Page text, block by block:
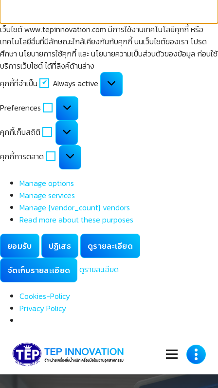
เว็บไซต์ www.tepinnovation.com มีการใช้งานเทคโนโลยีคุกกี้ หรือ
เทคโนโลยีอื่นที่มีลักษณะใกล้เคียงกันกับคุกกี้ บนเว็บไซต์ของเรา โปรด
ศึกษา นโยบายการใช้คุกกี้ และ นโยบายความเป็นส่วนตัวของข้อมูล ก่อนใช้
บริการเว็บไซต์ ได้ที่ลิงค์ด้านล่าง
คุกกี้ที่จำเป็น
ที่
จำเป็น
Always active
Preferences Preferences
คุกกี้เก็บสถิติ
คุกกี้
เก็บ
สถิติ
คุกกี้การตลาด
คุกกี้
การ
Manage options
Manage services
Manage {vendor_count} vendors
Read more about these purposes
ยอมรับ ปฏิเสธ ดูรายละเอียด
จัดเก็บรายละเอียด ดูรายละเอียด
Cookies-Policy
Privacy Policy
content